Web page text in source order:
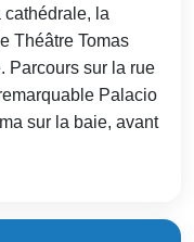
la
Théâtre Tomas
Parcours sur la rue
Palacio
sur la baie, avant